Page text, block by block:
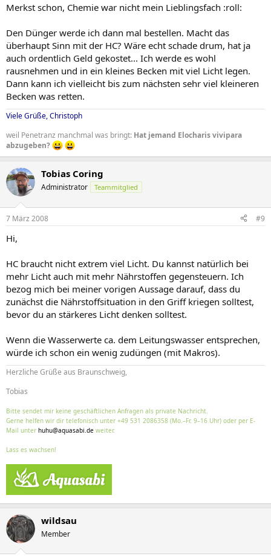
Merkst schon, Chemie war nicht mein Lieblingsfach :roll:
Den Dünger werde ich dann mal bestellen. Macht das
überhaupt Sinn mit der HC? Wäre echt schade drum, hat ja
auch ordentlich Geld gekostet... Ich werde es wohl
rausnehmen und in ein kleines Becken mit viel Licht legen.
Dann kann ich vielleicht bis zum nächsten sehr viel kleineren
Becken was retten.
Viele Grüße, Christoph
weil Penetranz manchmal was bringt: Hat jemand Elocharis vivipara
abzugeben?
Tobias Coring
Administrator Teammitglied
7 März 2008 #9
Hi,
HC braucht nicht extrem viel Licht. Du kannst natürlich bei
mehr Licht auch mit mehr Nährstoffen gegensteuern. Ich
bezog mich bei meiner vorigen Aussage darauf, dass du
zunächst die Nährstoffsituation in den Griff kriegen solltest,
bevor du an stärkeres Licht denken solltest.
Wenn die Wasserwerte ca. dem Leitungswasser entsprechen,
würde ich schon ein wenig zudüngen (mit Makros).
Herzliche Grüße aus Braunschweig,
Tobias
Bitte sendet mir keine geschäftlichen Anfragen als private Nachricht.
Gerne helfen wir dir telefonisch unter +49 531 2086358 (Mo.–Fr. 9–16 Uhr) oder per E-
Mail unter huhu@aquasabi.de weiter.
Lass es wachsen!
wildsau
Member